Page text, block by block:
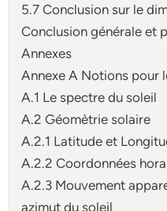
5.7 Conclusion sur le
Conclusion générale et
Annexes
Annexe A Notions pour
A.1 Le spectre du soleil
A.2 Géomètrie solaire
A.2.1 Latitude et
A.2.2 Coordonnées
A.2.3 Mouvement
azimut du soleil